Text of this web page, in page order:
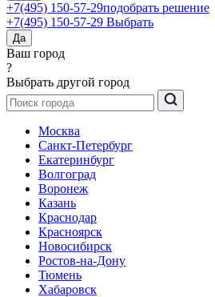
+7(495) 150-57-29подобрать решение
+7(495) 150-57-29 Выбрать
Да
Ваш город
?
Выбрать другой город
Москва
Санкт-Петербург
Екатеринбург
Волгоград
Воронеж
Казань
Краснодар
Красноярск
Новосибирск
Ростов-на-Дону
Тюмень
Хабаровск